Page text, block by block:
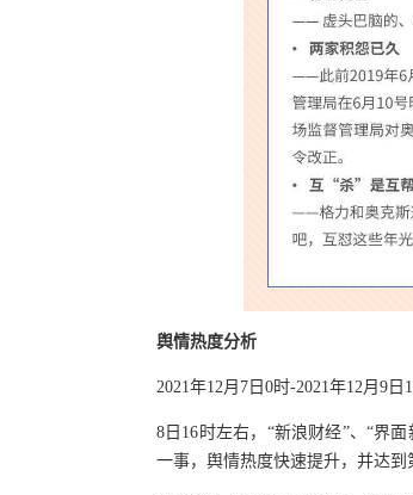
舆情热度分析
2021年12月7日0时-2021年12月9
8日16时左右，“新浪财经”、“界
一事，舆情热度快速提升，并达到